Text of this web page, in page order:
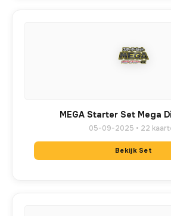
MEGA Starter Set Mega
05-09-2025 • 22
Bekijk Set